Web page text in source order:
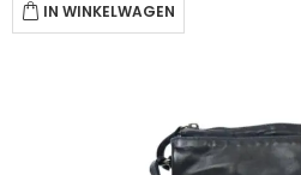
IN WINKELWAGEN